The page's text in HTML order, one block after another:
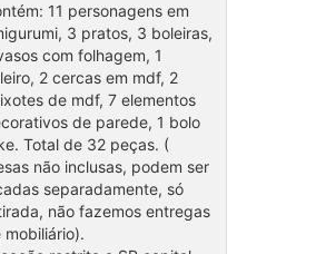
11 personagens em
3 pratos, 3 boleiras,
com folhagem, 1
2 cercas em mdf, 2
de mdf, 7 elementos
de parede, 1 bolo
Total de 32 peças. (
não inclusas, podem ser
separadamente, só
não fazemos entregas
mobiliário).